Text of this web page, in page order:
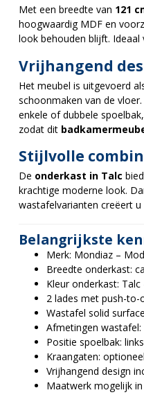
Met een breedte van 121
hoogwaardig MDF en
look behouden blijft.
Vrijhangend
Het meubel is uitgevoerd
schoonmaken van de vloer.
enkele of dubbele
zodat dit
Stijlvolle
De onderkast in Talc
krachtige moderne look.
wastafelvarianten creëert
Belangrijkste
Merk: Mondiaz –
Breedte onderkast:
Kleur onderkast:
2 lades met push-to-
Wastafel solid
Afmetingen
Positie spoelbak:
Kraangaten:
Vrijhangend design
Maatwerk mogelijk